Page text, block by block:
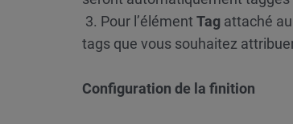
3. Pour l’élément Tag attaché
tags que vous souhaitez
Configuration de la finition